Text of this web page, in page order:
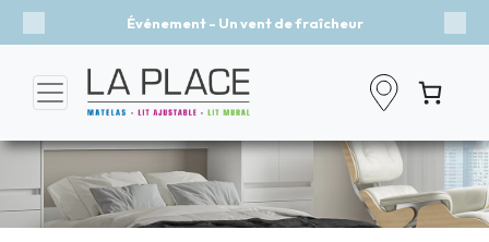
Événement - Un vent de fraîcheur
Previous